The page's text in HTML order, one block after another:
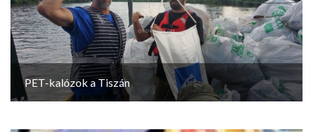
PET-kalózok a Tiszán